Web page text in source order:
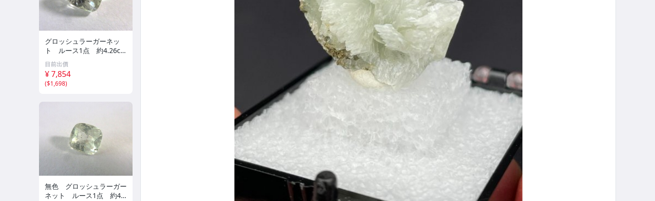
グロッシュラーガーネッ
ト ルース1点 約4.26ct
#6487
目前出價
¥ 7,854
($1,698)
無色 グロッシュラーガー
ネット ルース1点 約4.3